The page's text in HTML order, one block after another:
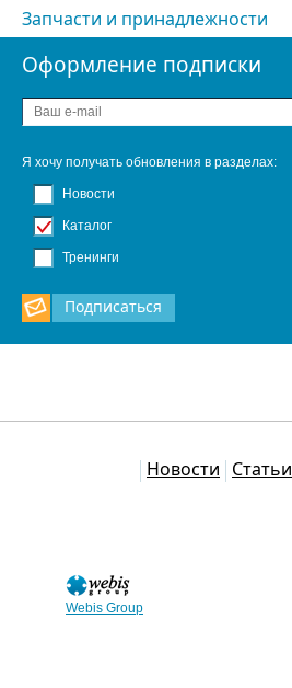
Запчасти и принадлежности
Оформление подписки
Я хочу получать обновления в разделах:
Новости
Каталог
Тренинги
Подписаться
Webis Group
Новости Статьи